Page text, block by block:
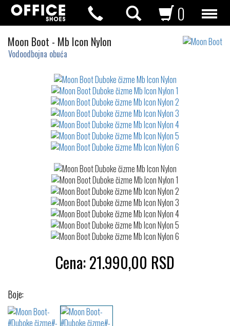
0
Moon Boot Duboke
čizme
- Mb Icon Nylon
Vodoodbojna obuća
Cena:21.990,00 RSD
Boje: